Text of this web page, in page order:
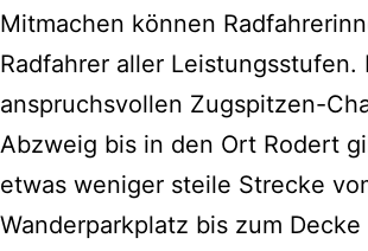
Mitmachen können
Radfahrer aller Leistungsstufen.
anspruchsvollen Zugspitzen-
Abzweig bis in den Ort Rodert
etwas weniger steile Strecke
Wanderparkplatz bis zum